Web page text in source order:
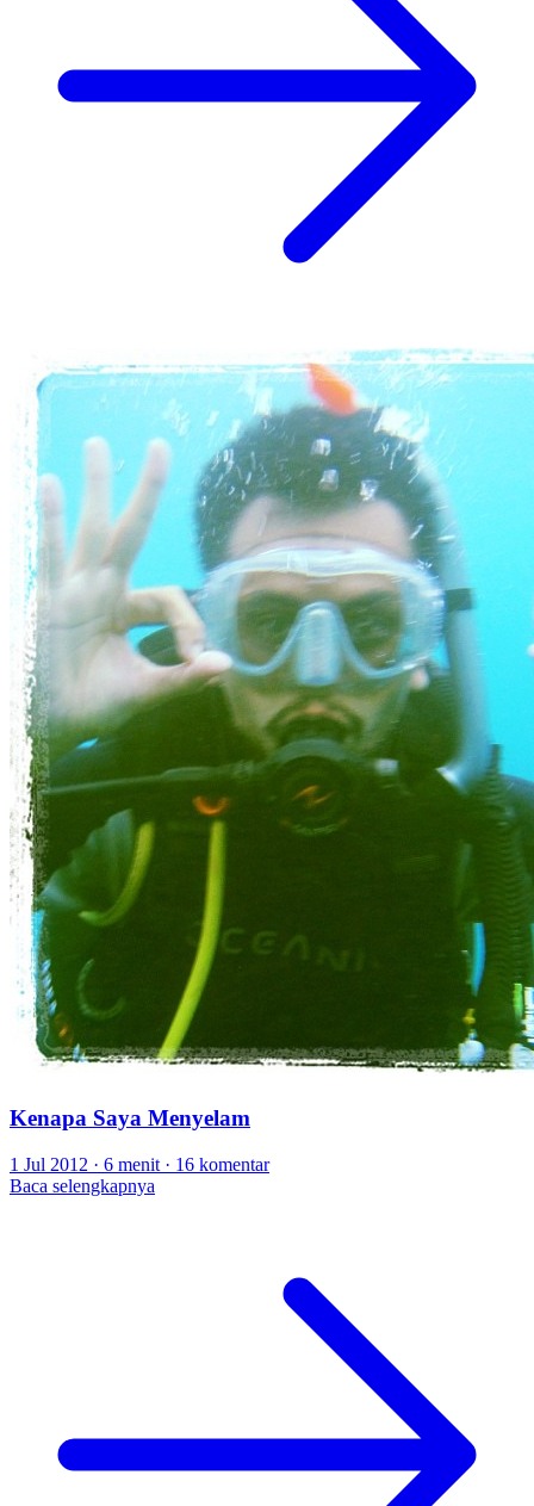
Kenapa Saya Menyelam
1 Jul 2012 · 6 menit · 16 komentar
Baca selengkapnya